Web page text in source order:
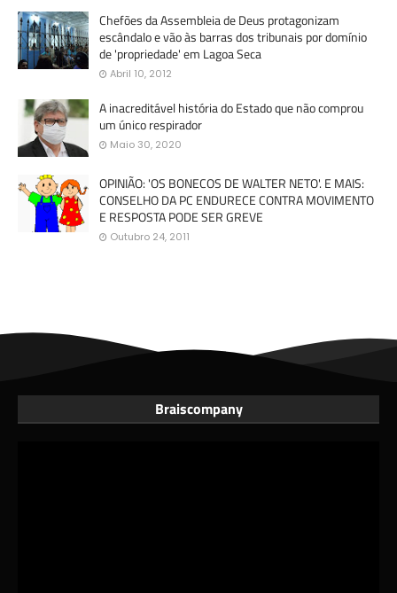
Chefões da Assembleia de Deus protagonizam
escândalo e vão às barras dos tribunais por domínio
de 'propriedade' em Lagoa Seca
Abril 10, 2012
A inacreditável história do Estado que não comprou
um único respirador
Maio 30, 2020
OPINIÃO: 'OS BONECOS DE WALTER NETO'. E MAIS:
CONSELHO DA PC ENDURECE CONTRA MOVIMENTO
E RESPOSTA PODE SER GREVE
Outubro 24, 2011
Braiscompany